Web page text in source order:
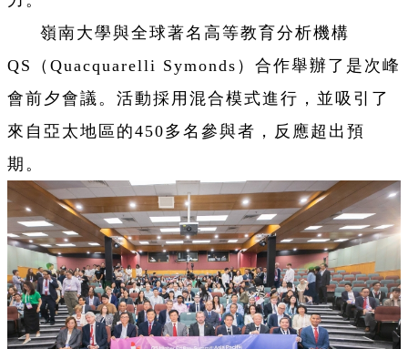
嶺南大學與全球著名高等教育分析機構
QS（Quacquarelli Symonds）合作舉辦了是次峰
會前夕會議。活動採用混合模式進行，並吸引了
來自亞太地區的450多名參與者，反應超出預
期。